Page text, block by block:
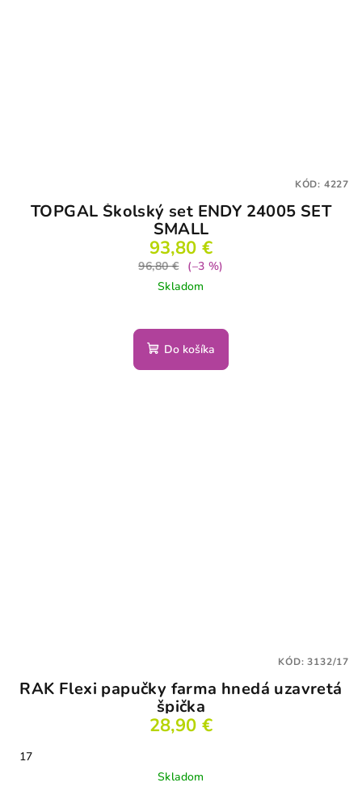
TOPGAL Školský set ENDY 24005 SET
SMALL
93,80 €
96,80 €
(–3 %)
Skladom
Do košíka
KÓD: 4227
RAK Flexi papučky farma hnedá uzavretá
špička
28,90 €
17
Skladom
KÓD:3132/17